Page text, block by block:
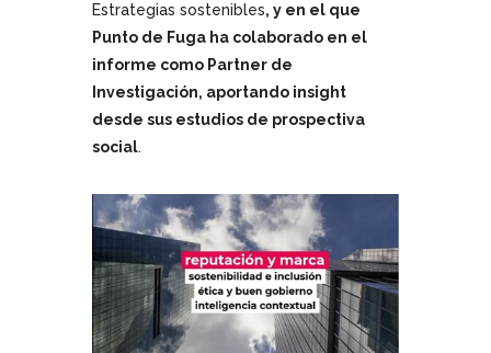
Estrategias sostenibles, y en el que
Punto de Fuga ha colaborado en el
informe como Partner de
Investigación, aportando insight
desde sus estudios de prospectiva
social.